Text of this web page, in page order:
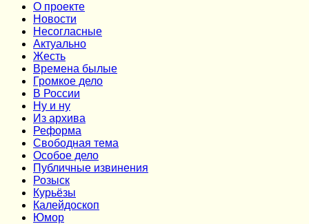
О проекте
Новости
Несогласные
Актуально
Жесть
Времена былые
Громкое дело
В России
Ну и ну
Из архива
Реформа
Cвободная тема
Особое дело
Публичные извинения
Розыск
Курьёзы
Калейдоскоп
Юмор